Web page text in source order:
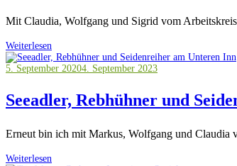
Mit Claudia, Wolfgang und Sigrid vom
Weiterlesen
5. September 20204. September 2023
Seeadler, Rebhühner und
Erneut bin ich mit Markus, Wolfgang und Claudia
Weiterlesen